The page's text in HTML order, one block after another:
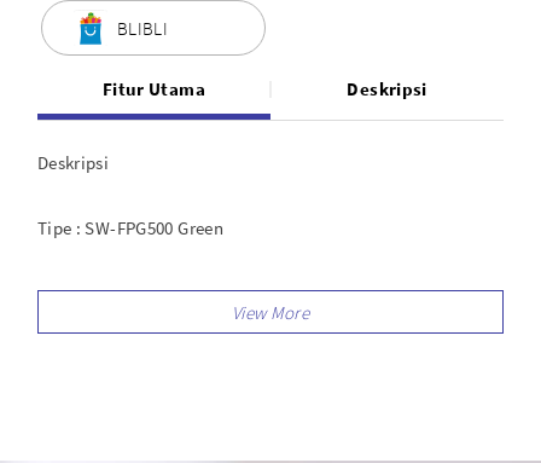
BLIBLI
Fitur Utama Deskripsi
Deskripsi
Tipe : SW-FPG500 Green
Berat : 2.0 kg